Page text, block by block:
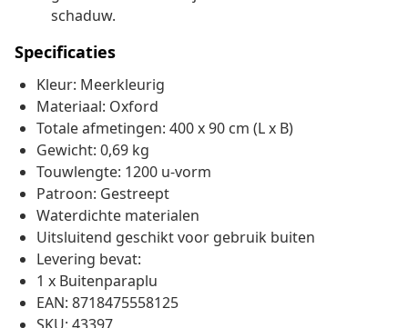
schaduw.
Specificaties
Kleur: Meerkleurig
Materiaal: Oxford
Totale afmetingen: 400 x 90 cm (L x B)
Gewicht: 0,69 kg
Touwlengte: 1200 u-vorm
Patroon: Gestreept
Waterdichte materialen
Uitsluitend geschikt voor gebruik buiten
Levering bevat:
1 x Buitenparaplu
EAN: 8718475558125